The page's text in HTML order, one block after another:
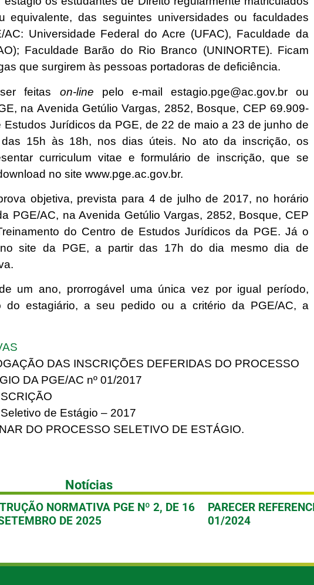
equivalente, das seguintes universidades ou faculdades
Universidade Federal do Acre (UFAC), Faculdade da
Faculdade Barão do Rio Branco (UNINORTE). Ficam
que surgirem às pessoas portadoras de deficiência.
feitas on-line pelo e-mail estagio.pge@ac.gov.br ou
na Avenida Getúlio Vargas, 2852, Bosque, CEP 69.909-
Jurídicos da PGE, de 22 de maio a 23 de junho de
15h às 18h, nos dias úteis. No ato da inscrição, os
curriculum vitae e formulário de inscrição, que se
no site www.pge.ac.gov.br.
objetiva, prevista para 4 de julho de 2017, no horário
PGE/AC, na Avenida Getúlio Vargas, 2852, Bosque, CEP
do Centro de Estudos Jurídicos da PGE. Já o
site da PGE, a partir das 17h do dia mesmo dia de
um ano, prorrogável uma única vez por igual período,
do estagiário, a seu pedido ou a critério da PGE/AC, a
DAS INSCRIÇÕES DEFERIDAS DO PROCESSO
DA PGE/AC nº 01/2017
de Estágio – 2017
DO PROCESSO SELETIVO DE ESTÁGIO.
Notícias
NORMATIVA PGE Nº 2, DE 16
DE 2025
PARECER
01/2024